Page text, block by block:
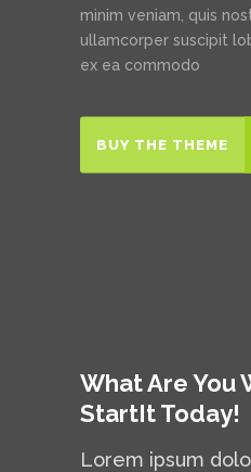
minim veniam, quis
ullamcorper suscipit
ex ea commodo
BUY THE THEME
What Are You
StartIt Today!
Lorem ipsum